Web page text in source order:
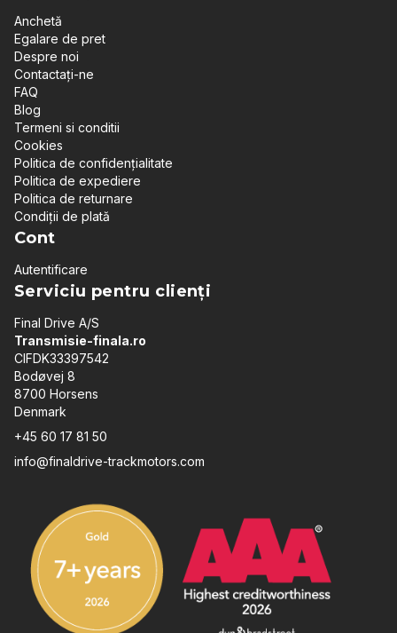
Anchetă
Egalare de pret
Despre noi
Contactați-ne
FAQ
Blog
Termeni si conditii
Cookies
Politica de confidențialitate
Politica de expediere
Politica de returnare
Condiții de plată
Cont
Autentificare
Serviciu pentru clienți
Final Drive A/S
Transmisie-finala.ro
CIFDK33397542
Bodøvej 8
8700 Horsens
Denmark
+45 60 17 81 50
info@finaldrive-trackmotors.com